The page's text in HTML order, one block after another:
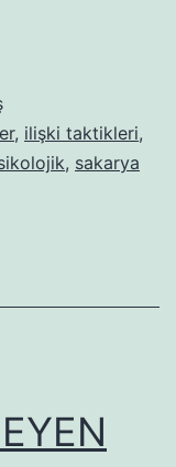
, ilişki taktikleri,
, sakarya